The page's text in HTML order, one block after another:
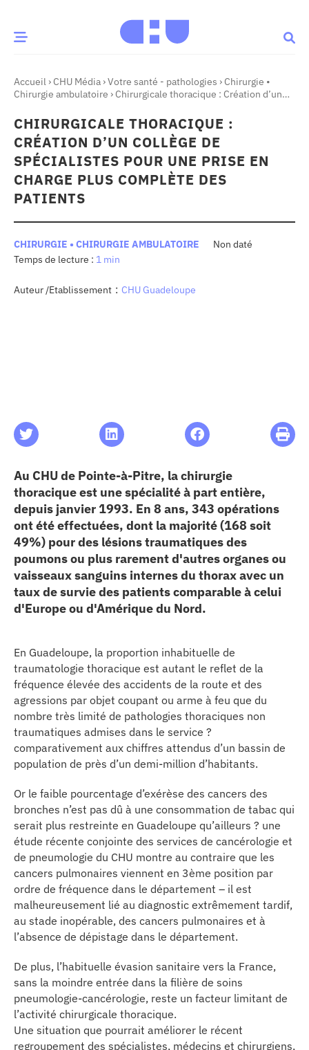
MOMENT
Innovation
& patrimoine Patient
ce qu’un CHU ?
des CHU
santé
au CHU
& patrimoine
écologique
CONNECTÉ
d’info
l’éditeur
un CHU
Accueil › CHU Média ›Votre santé - pathologies › Chirurgie •
Chirurgie ambulatoire › Chirurgicale thoracique : Création d’un
des patients
CHIRURGICALE THORACIQUE :
CRÉATION D’UN COLLÈGE DE
SPÉCIALISTES POUR UNE PRISE EN
CHARGE PLUS COMPLÈTE DES
PATIENTS
CHIRURGIE • CHIRURGIE AMBULATOIRE
Non daté
1 min
Auteur /Etablissement : CHU Guadeloupe
Au CHU de Pointe-à-Pitre, la chirurgie
thoracique est une spécialité à part entière,
depuis janvier 1993. En 8 ans, 343 opérations
ont été effectuées, dont la majorité (168 soit
49%) pour des lésions traumatiques des
poumons ou plus rarement d'autres organes ou
vaisseaux sanguins internes du thorax avec un
taux de survie des patients comparable à celui
d'Europe ou d'Amérique du Nord.
En Guadeloupe, la proportion inhabituelle de
traumatologie thoracique est autant le reflet de la
fréquence élevée des accidents de la route et des
agressions par objet coupant ou arme à feu que du
nombre très limité de pathologies thoraciques non
traumatiques admises dans le service ?
comparativement aux chiffres attendus d’un bassin de
population de près d’un demi-million d’habitants.
Or le faible pourcentage d’exérèse des cancers des
bronches n’est pas dû à une consommation de tabac qui
serait plus restreinte en Guadeloupe qu’ailleurs ? une
étude récente conjointe des services de cancérologie et
de pneumologie du CHU montre au contraire que les
cancers pulmonaires viennent en 3ème position par
ordre de fréquence dans le département – il est
malheureusement lié au diagnostic extrêmement tardif,
au stade inopérable, des cancers pulmonaires et à
l’absence de dépistage dans le département.
De plus, l’habituelle évasion sanitaire vers la France,
sans la moindre entrée dans la filière de soins
pneumologie-cancérologie, reste un facteur limitant de
l’activité chirurgicale thoracique.
Une situation que pourrait améliorer le récent
regroupement des spécialistes, médecins et chirurgiens,